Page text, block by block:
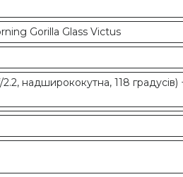
Gorilla Glass Victus
надширококутна, 118 градусів)